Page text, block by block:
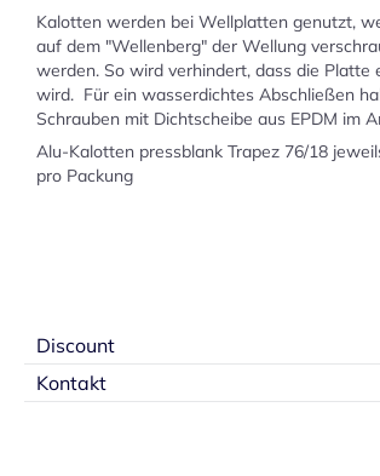
Kalotten werden bei Wellplatten genutzt,
auf dem "Wellenberg" der Wellung
werden. So wird verhindert, dass die Platte
wird. Für ein wasserdichtes Abschließen
Schrauben mit Dichtscheibe aus EPDM im
Alu-Kalotten pressblank Trapez 76/18
pro Packung
Discount
Kontakt